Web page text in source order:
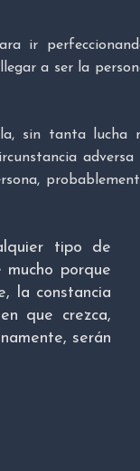
ir
a ser la
sin tanta lucha
adversa
tipo de
mucho porque
la constancia
que crezca,
serán